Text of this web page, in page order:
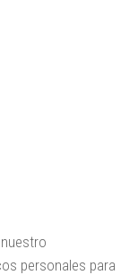
personales para